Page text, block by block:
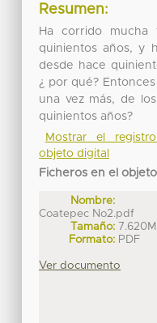
Resumen:
Ha corrido mucha
quinientos años, y
desde hace
¿ por qué?
una vez más, de
quinientos años?
Mostrar el
objeto digital
Ficheros en el
Nombre:
Coatepec No2.pdf
Tamaño:
Formato: PDF
Ver documento